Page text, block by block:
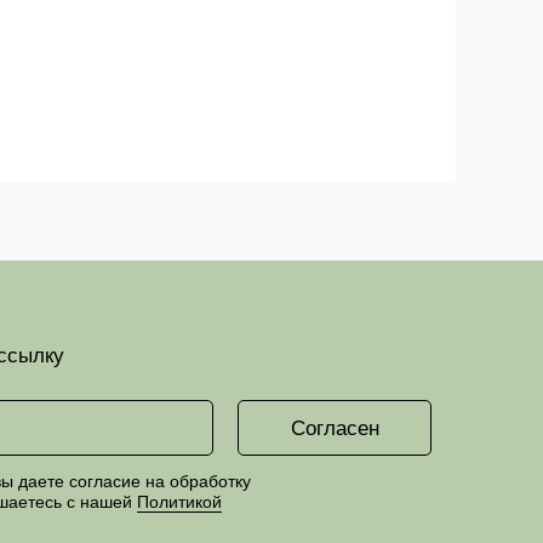
даете согласие на обработку
с нашей Политикой
Согласен